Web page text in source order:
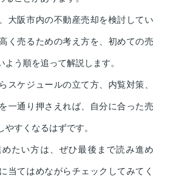
大阪市内の不動産売却を検討してい
く売るための考え方を、初めての売
う順を追って解説します。
スケジュールの立て方、内覧対策、
一通り押さえれば、自分に合った売
すくなるはずです。
たい方は、ぜひ最後まで読み進め
当てはめながらチェックしてみてく